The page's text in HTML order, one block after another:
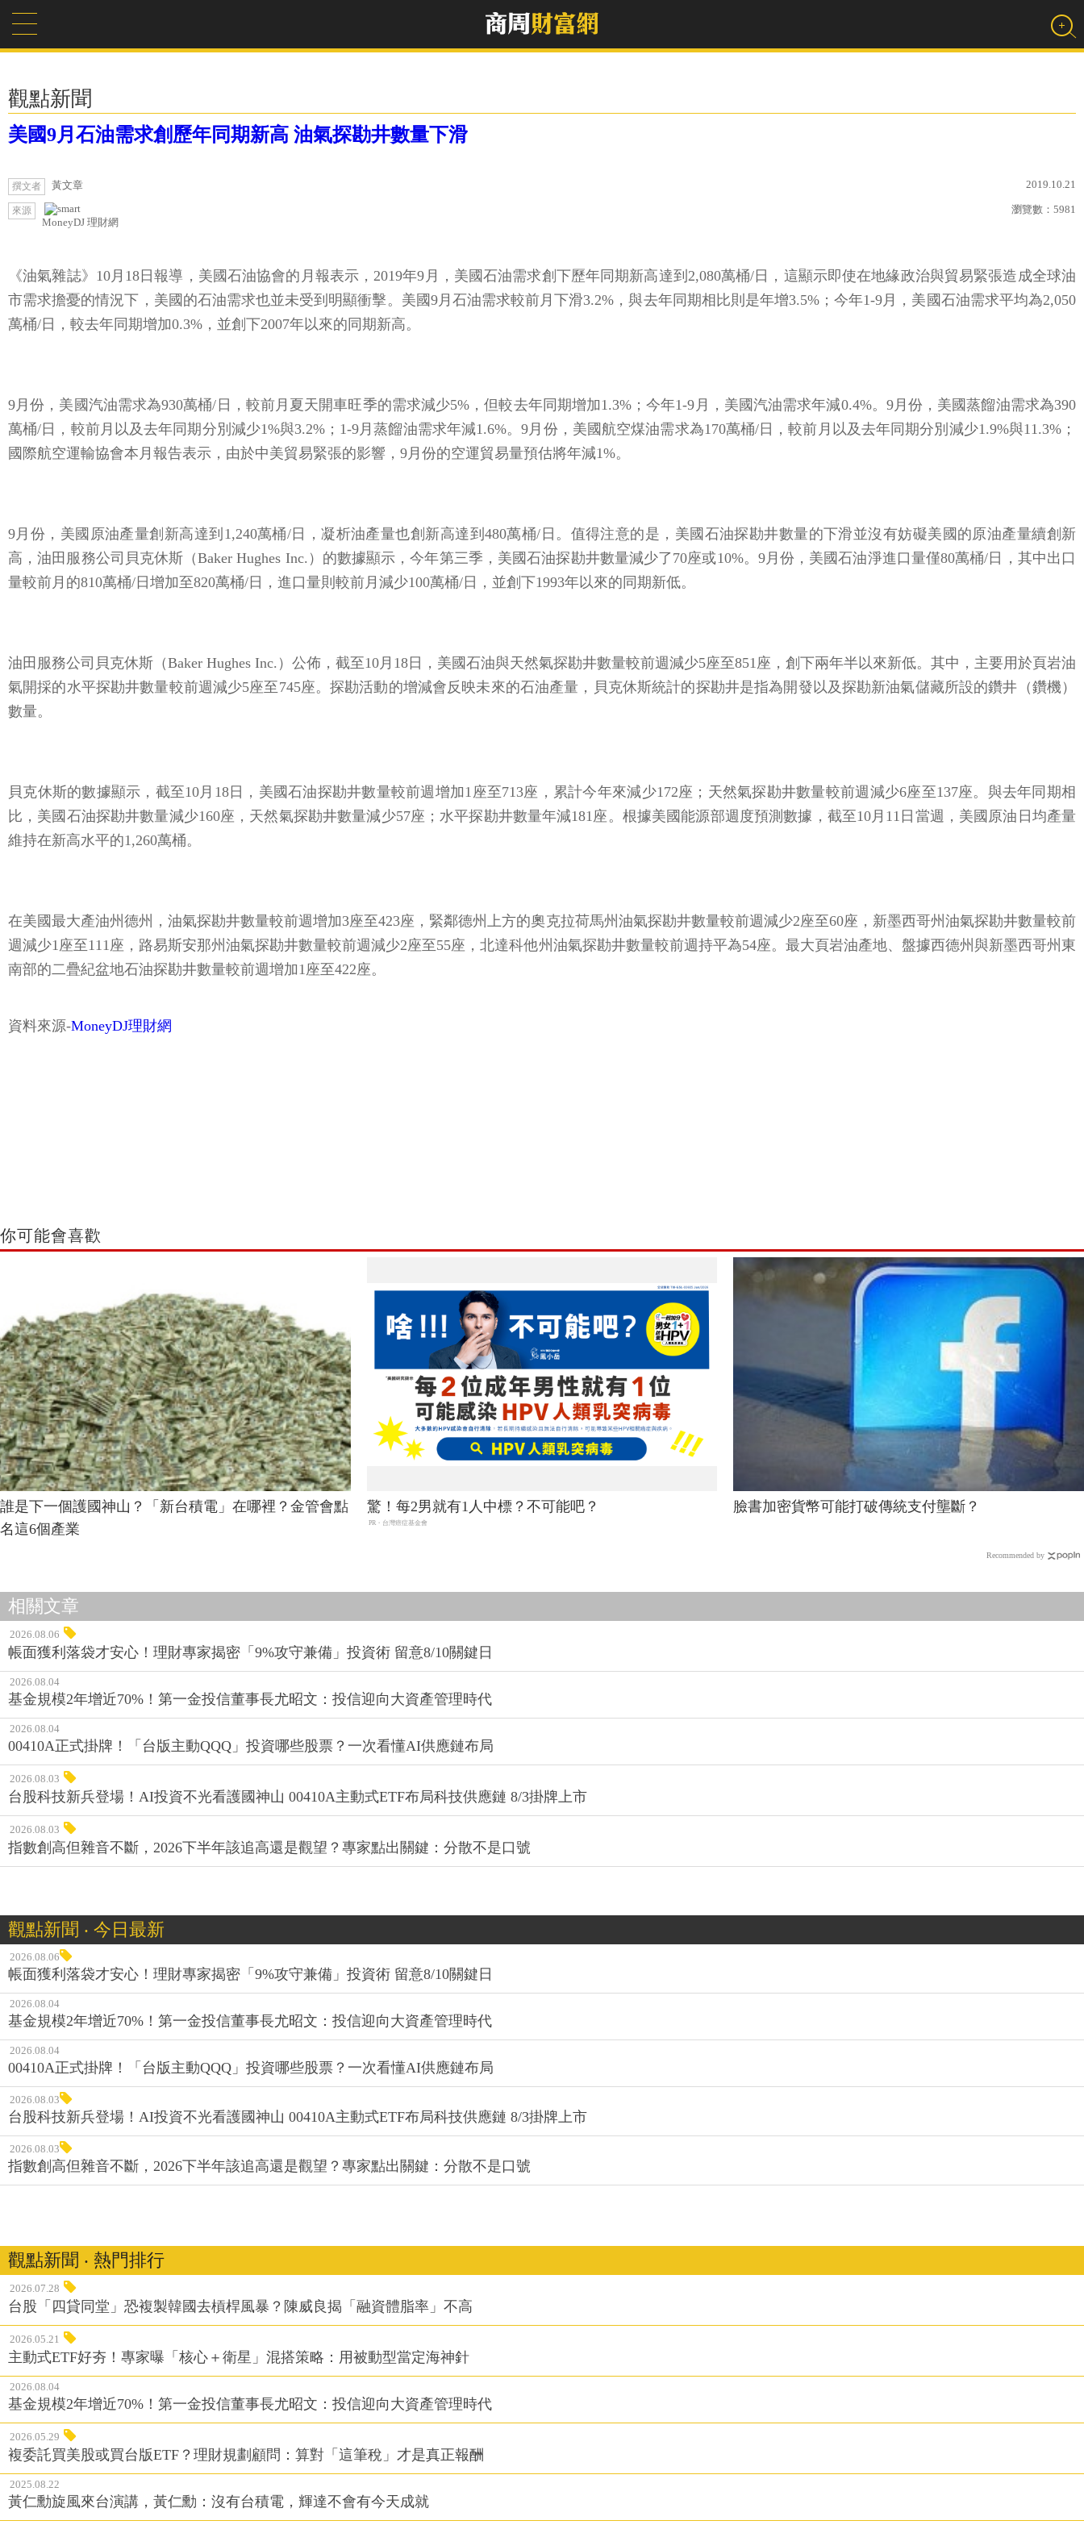
觀點新聞
美國9月石油需求創歷年同期新高 油氣探勘井數量下滑
撰文者 黃文章 2019.10.21
來源
MoneyDJ 理財網
瀏覽數： 5981
《油氣雜誌》10月18日報導，美國石油協會的月報表示，2019年9月，美國石油需求創下歷年同期新高達到2,080萬桶/日，這顯示即使在地緣政治與貿易緊張造成全球油
市需求擔憂的情況下，美國的石油需求也並未受到明顯衝擊。美國9月石油需求較前月下滑3.2%，與去年同期相比則是年增3.5%；今年1-9月，美國石油需求平均為2,050
萬桶/日，較去年同期增加0.3%，並創下2007年以來的同期新高。
9月份，美國汽油需求為930萬桶/日，較前月夏天開車旺季的需求減少5%，但較去年同期增加1.3%；今年1-9月，美國汽油需求年減0.4%。9月份，美國蒸餾油需求為390
萬桶/日，較前月以及去年同期分別減少1%與3.2%；1-9月蒸餾油需求年減1.6%。9月份，美國航空煤油需求為170萬桶/日，較前月以及去年同期分別減少1.9%與11.3%；
國際航空運輸協會本月報告表示，由於中美貿易緊張的影響，9月份的空運貿易量預估將年減1%。
9月份，美國原油產量創新高達到1,240萬桶/日，凝析油產量也創新高達到480萬桶/日。值得注意的是，美國石油探勘井數量的下滑並沒有妨礙美國的原油產量續創新
高，油田服務公司貝克休斯（Baker Hughes Inc.）的數據顯示，今年第三季，美國石油探勘井數量減少了70座或10%。9月份，美國石油淨進口量僅80萬桶/日，其中出口
量較前月的810萬桶/日增加至820萬桶/日，進口量則較前月減少100萬桶/日，並創下1993年以來的同期新低。
油田服務公司貝克休斯（Baker Hughes Inc.）公佈，截至10月18日，美國石油與天然氣探勘井數量較前週減少5座至851座，創下兩年半以來新低。其中，主要用於頁岩油
氣開採的水平探勘井數量較前週減少5座至745座。探勘活動的增減會反映未來的石油產量，貝克休斯統計的探勘井是指為開發以及探勘新油氣儲藏所設的鑽井（鑽機）
數量。
貝克休斯的數據顯示，截至10月18日，美國石油探勘井數量較前週增加1座至713座，累計今年來減少172座；天然氣探勘井數量較前週減少6座至137座。與去年同期相
比，美國石油探勘井數量減少160座，天然氣探勘井數量減少57座；水平探勘井數量年減181座。根據美國能源部週度預測數據，截至10月11日當週，美國原油日均產量
維持在新高水平的1,260萬桶。
在美國最大產油州德州，油氣探勘井數量較前週增加3座至423座，緊鄰德州上方的奧克拉荷馬州油氣探勘井數量較前週減少2座至60座，新墨西哥州油氣探勘井數量較前
週減少1座至111座，路易斯安那州油氣探勘井數量較前週減少2座至55座，北達科他州油氣探勘井數量較前週持平為54座。最大頁岩油產地、盤據西德州與新墨西哥州東
南部的二疊紀盆地石油探勘井數量較前週增加1座至422座。
資料來源-MoneyDJ理財網
你可能會喜歡
誰是下一個護國神山？「新台積電」在哪裡？金管會點
名這6個產業
驚！每2男就有1人中標？不可能吧？
PR・台灣癌症基金會
臉書加密貨幣可能打破傳統支付壟斷？
Recommended by
相關文章
2026.08.06
帳面獲利落袋才安心！理財專家揭密「9%攻守兼備」投資術 留意8/10關鍵日
2026.08.04
基金規模2年增近70%！第一金投信董事長尤昭文：投信迎向大資產管理時代
2026.08.04
00410A正式掛牌！「台版主動QQQ」投資哪些股票？一次看懂AI供應鏈布局
2026.08.03
台股科技新兵登場！AI投資不光看護國神山 00410A主動式ETF布局科技供應鏈 8/3掛牌上市
2026.08.03
指數創高但雜音不斷，2026下半年該追高還是觀望？專家點出關鍵：分散不是口號
觀點新聞 ‧ 今日最新
2026.08.06
帳面獲利落袋才安心！理財專家揭密「9%攻守兼備」投資術 留意8/10關鍵日
2026.08.04
基金規模2年增近70%！第一金投信董事長尤昭文：投信迎向大資產管理時代
2026.08.04
00410A正式掛牌！「台版主動QQQ」投資哪些股票？一次看懂AI供應鏈布局
2026.08.03
台股科技新兵登場！AI投資不光看護國神山 00410A主動式ETF布局科技供應鏈 8/3掛牌上市
2026.08.03
指數創高但雜音不斷，2026下半年該追高還是觀望？專家點出關鍵：分散不是口號
觀點新聞 ‧ 熱門排行
2026.07.28
台股「四貸同堂」恐複製韓國去槓桿風暴？陳威良揭「融資體脂率」不高
2026.05.21
主動式ETF好夯！專家曝「核心＋衛星」混搭策略：用被動型當定海神針
2026.08.04
基金規模2年增近70%！第一金投信董事長尤昭文：投信迎向大資產管理時代
2026.05.29
複委託買美股或買台版ETF？理財規劃顧問：算對「這筆稅」才是真正報酬
2025.08.22
黃仁勳旋風來台演講，黃仁勳：沒有台積電，輝達不會有今天成就